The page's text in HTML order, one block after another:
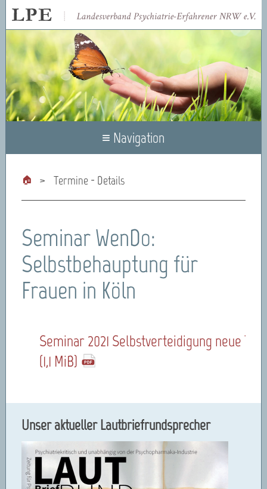
≡ Navigation
Termine - Details
Seminar WenDo:
Selbstbehauptung für
Frauen in Köln
(1,1 MiB)
Unser aktueller Lautbriefrundsprecher